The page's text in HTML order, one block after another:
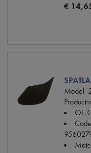
€
Model
OE